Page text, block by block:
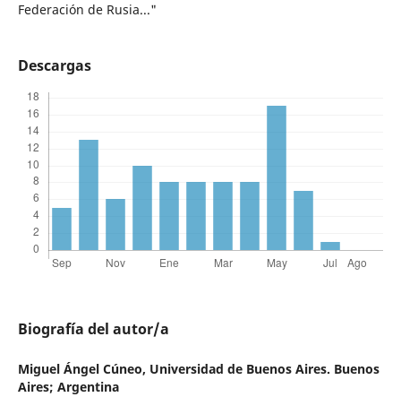
Federación de Rusia..."
Descargas
Biografía del autor/a
Miguel Ángel Cúneo, Universidad de Buenos Aires. Buenos
Aires; Argentina